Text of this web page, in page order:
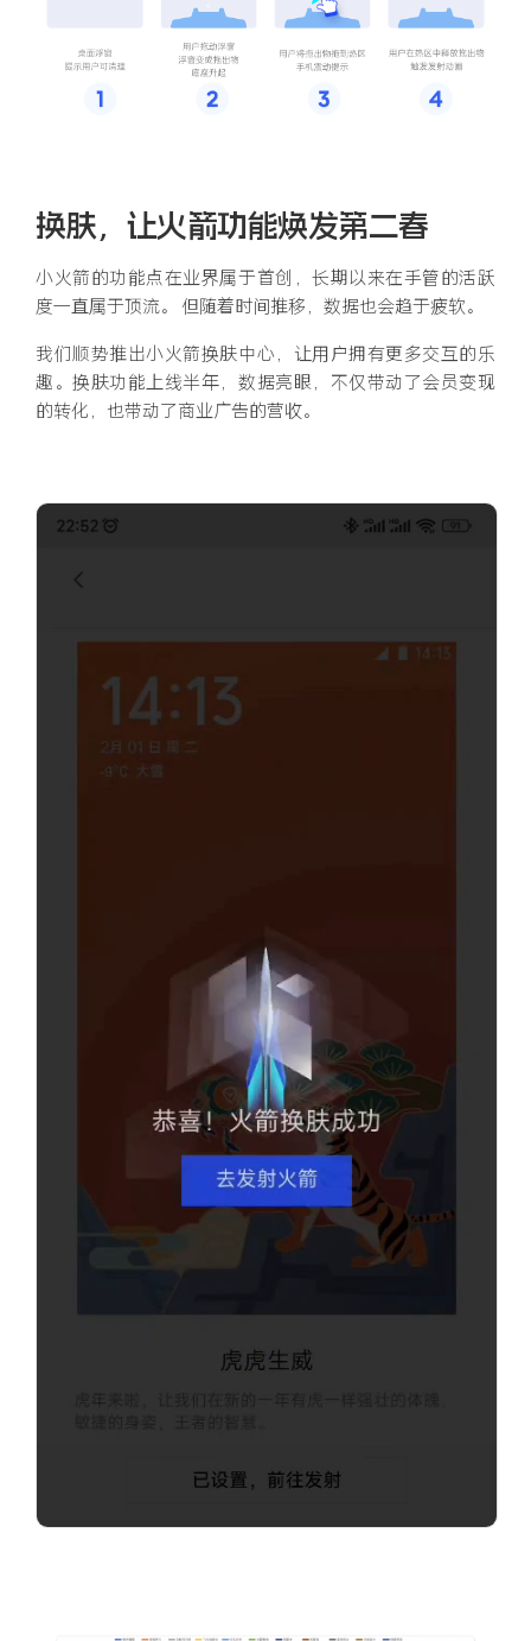
换肤，让火箭功能焕发第二春
小火箭的功能点在业界属于首创，长期以来在手管的活跃
度一直属于顶流。 但随着时间推移，数据也会趋于疲软。
我们顺势推出小火箭换肤中心，让用户拥有更多交互的乐
趣。换肤功能上线半年，数据亮眼，不仅带动了会员变现
的转化，也带动了商业广告的营收。